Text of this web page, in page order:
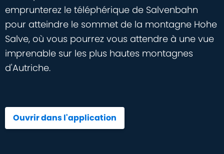
emprunterez le téléphérique de Salvenbahn
pour atteindre le sommet de la montagne Hohe
Salve, où vous pourrez vous attendre à une vue
imprenable sur les plus hautes montagnes
d'Autriche.
Ouvrir dans l'application